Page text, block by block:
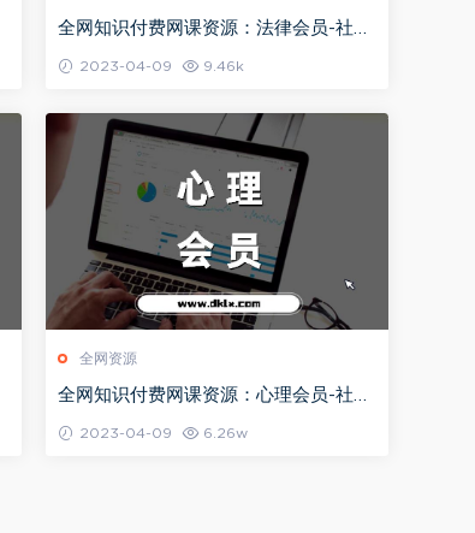
全网知识付费网课资源：法律会员-社群
2023-04-09 9.46k
全网资源
全网知识付费网课资源：心理会员-社群
2023-04-09 6.26w